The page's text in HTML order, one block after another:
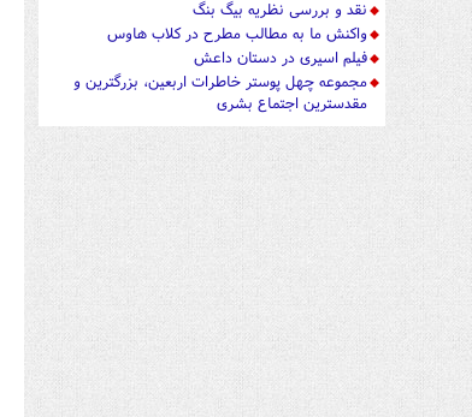
نقد و بررسی نظریه بیگ بنگ
واکنش ما به مطالب مطرح در کلاب هاوس
فیلم اسیری در دستان داعش
مجموعه چهل پوستر خاطرات اربعین، بزرگترین و
مقدسترین اجتماع بشری